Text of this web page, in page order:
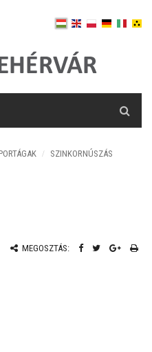
SZINKORNÚSZÁS
MEGOSZTÁS: